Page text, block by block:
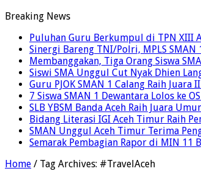
Breaking News
Puluhan Guru Berkumpul di TPN XIII
Sinergi Bareng TNI/Polri, MPLS
Membanggakan, Tiga Orang Siswa
Siswi SMA Unggul Cut Nyak Dhien
Guru PJOK SMAN 1 Calang Raih Juara
7 Siswa SMAN 1 Dewantara Lolos ke
SLB YBSM Banda Aceh Raih Juara
Bidang Literasi IGI Aceh Timur Raih
SMAN Unggul Aceh Timur Terima
Semarak Pembagian Rapor di MIN 11
Home / Tag Archives: #TravelAceh